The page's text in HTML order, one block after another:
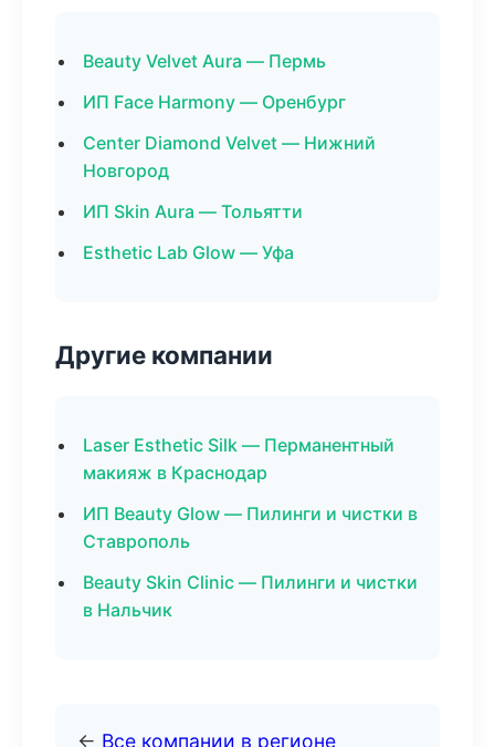
Beauty Velvet Aura — Пермь
ИП Face Harmony — Оренбург
Center Diamond Velvet — Нижний
Новгород
ИП Skin Aura — Тольятти
Esthetic Lab Glow — Уфа
Другие компании
Laser Esthetic Silk — Перманентный
макияж в Краснодар
ИП Beauty Glow — Пилинги и чистки в
Ставрополь
Beauty Skin Clinic — Пилинги и чистки
в Нальчик
← Все компании в регионе